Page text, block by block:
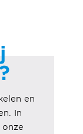
en
In